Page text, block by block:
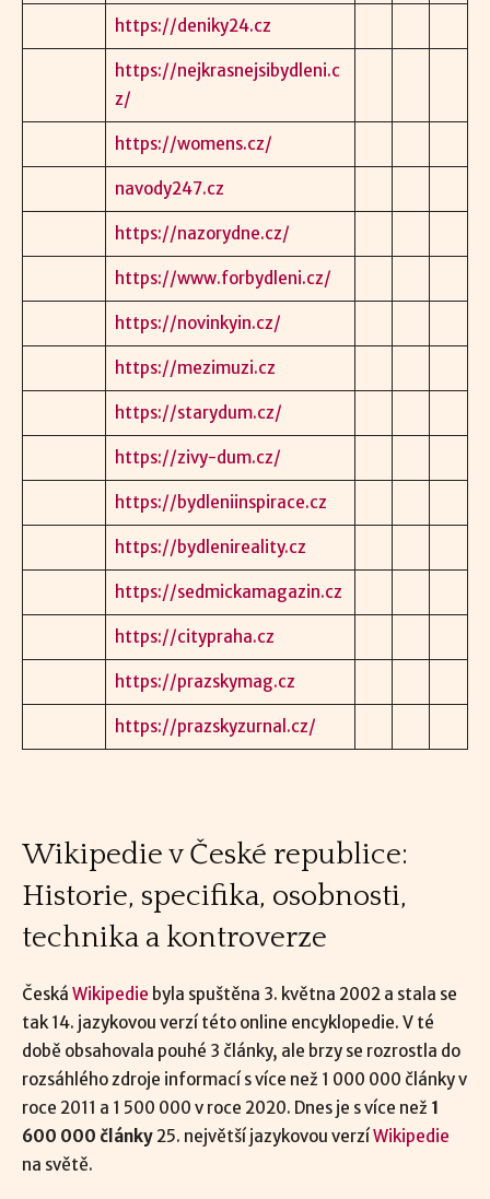
https://deniky24.cz
https://nejkrasnejsibydleni.c
z/
https://womens.cz/
navody247.cz
https://nazorydne.cz/
https://www.forbydleni.cz/
https://novinkyin.cz/
https://mezimuzi.cz
https://starydum.cz/
https://zivy-dum.cz/
https://bydleniinspirace.cz
https://bydlenireality.cz
https://sedmickamagazin.cz
https://citypraha.cz
https://prazskymag.cz
https://prazskyzurnal.cz/
Wikipedie v České republice:
Historie, specifika, osobnosti,
technika a kontroverze
Česká Wikipedie byla spuštěna 3. května 2002 a stala se
tak 14. jazykovou verzí této online encyklopedie. V té
době obsahovala pouhé 3 články, ale brzy se rozrostla do
rozsáhlého zdroje informací s více než 1 000 000 články v
roce 2011 a 1 500 000 v roce 2020. Dnes je s více než 1
600 000 články 25. největší jazykovou verzí Wikipedie
na světě.